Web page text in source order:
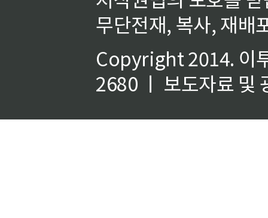
무단전재, 복사, 재배
Copyright 2014. 이
2680 ㅣ 보도자료